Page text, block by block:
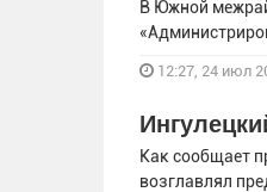
В Южной
12:27, 24 июл
Как сообщает
возглавлял